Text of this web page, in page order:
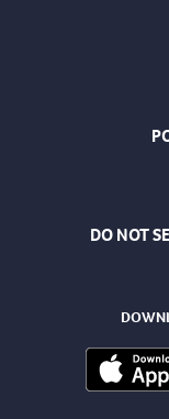
DO NOT